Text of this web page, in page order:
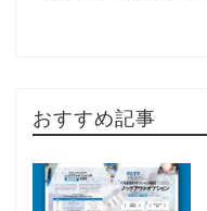
おすすめ記事